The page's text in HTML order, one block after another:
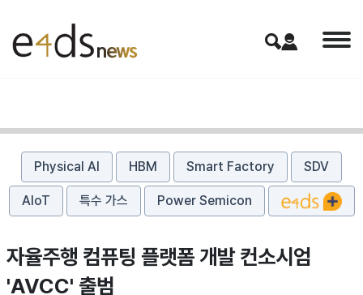
Physical AI HBM Smart Factory SDV
AIoT 특수 가스 Power Semicon
자율주행 컴퓨팅 플랫폼 개발 컨소시엄
'AVCC' 출범